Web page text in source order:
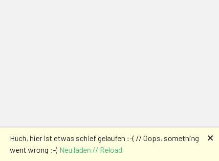
Huch, hier ist etwas schief gelaufen :-( // Oops, something
went wrong :-( Neu laden // Reload
🗙